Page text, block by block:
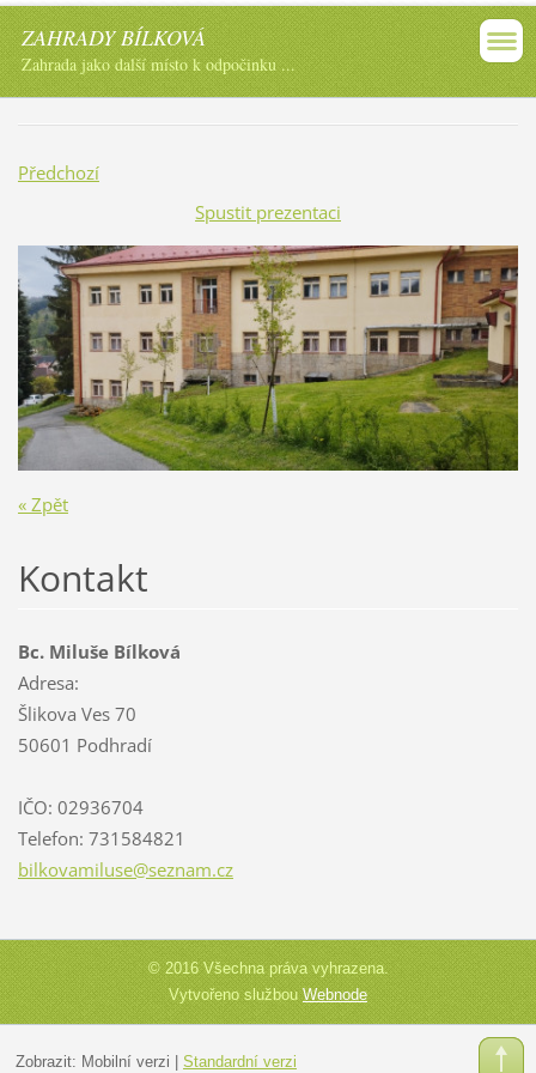
ZAHRADY BÍLKOVÁ
Zahrada jako další místo k odpočinku ...
Předchozí
Spustit prezentaci
« Zpět
Kontakt
Bc. Miluše Bílková
Adresa:
Šlikova Ves 70
50601 Podhradí
IČO: 02936704
Telefon: 731584821
bilkovamiluse@seznam.cz
© 2016 Všechna práva vyhrazena.
Vytvořeno službouWebnode
Zobrazit: Mobilní verzi | Standardní verzi